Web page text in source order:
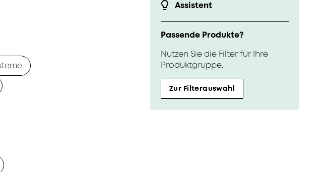
Assistent
Passende Produkte?
Nutzen Sie die Filter für Ihre
Produktgruppe.
Zur Filterauswahl